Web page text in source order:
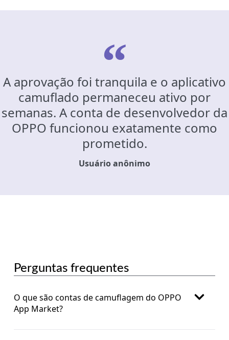
A aprovação foi tranquila e o aplicativo
camuflado permaneceu ativo por
semanas. A conta de desenvolvedor da
OPPO funcionou exatamente como
prometido.
Usuário anônimo
Perguntas frequentes
O que são contas de camuflagem do OPPO
App Market?